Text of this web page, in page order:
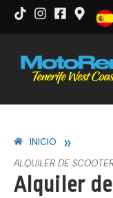
INICIO »
ALQUILER DE
Alquiler